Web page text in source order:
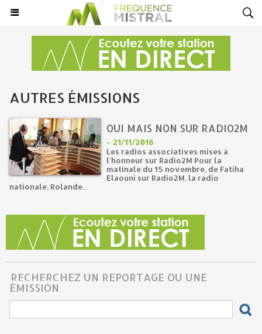
AUTRES ÉMISSIONS
OUI MAIS NON SUR RADIO2M
- 21/11/2016
Les radios associatives mises à
l'honneur sur Radio2M Pour la
matinale du 15 novembre, de Fatiha
Elaouni sur Radio2M, la radio
nationale, Rolande...
RECHERCHEZ UN REPORTAGE OU UNE
ÉMISSION